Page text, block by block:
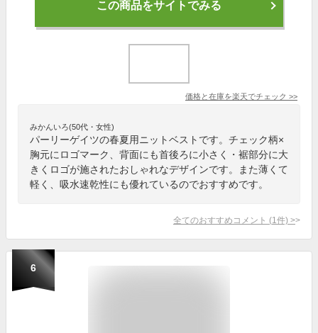
この商品をサイトでみる
価格と在庫を楽天でチェック >>
みかんいろ(50代・女性)
パーリーゲイツの春夏用ニットベストです。チェック柄×
胸元にロゴマーク、背面にも首後ろに小さく・裾部分に大
きくロゴが施されたおしゃれなデザインです。また薄くて
軽く、吸水速乾性にも優れているのでおすすめです。
全てのおすすめコメント (1 件) >
6